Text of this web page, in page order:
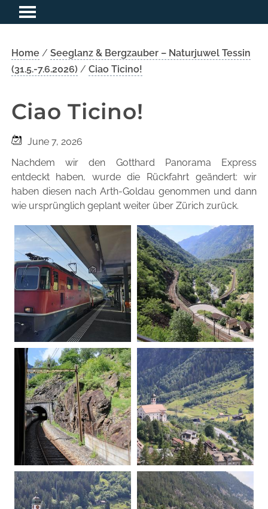
Home / Seeglanz & Bergzauber – Naturjuwel Tessin
(31.5.-7.6.2026) / Ciao Ticino!
Ciao Ticino!
June 7, 2026
Nachdem wir den Gotthard Panorama Express
entdeckt haben, wurde die Rückfahrt geändert: wir
haben diesen nach Arth-Goldau genommen und dann
wie ursprünglich geplant weiter über Zürich zurück.
20260607090918-00 20260607101949-00